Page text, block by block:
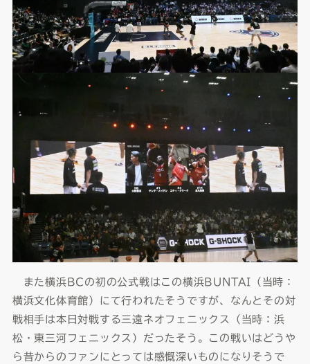
また横浜BCの初の公式戦はこの横浜BUNTAI（当時：
横浜文化体育館）にて行われたそうですが、なんとその対
戦相手は本日対戦する三遠ネオフェニックス（当時：浜
松・東三河フェニックス）だったそう。この戦いはどうや
ら昔からのファンにとっては感慨深いものになりそうで